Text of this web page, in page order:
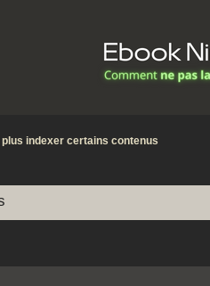
indexer certains contenus